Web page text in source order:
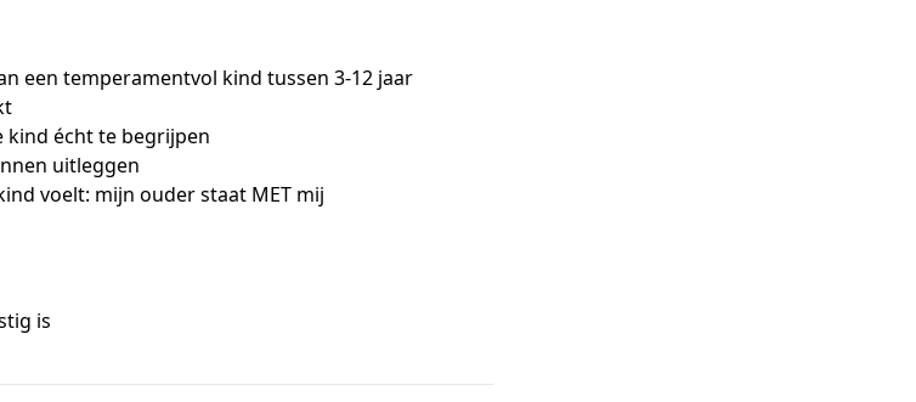
een temperamentvol kind tussen 3-12 jaar
kind écht te begrijpen
uitleggen
voelt: mijn ouder staat MET mij
is